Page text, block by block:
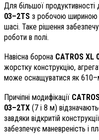
Для більшої продуктивності
03–2TS з робочою шириною
шасі. Таке рішення
роботи в полі.
Навісна борона CATROS XL
жорстку конструкцію,
може оснащуватися як
Причіпні модифікації
03–2TX (7 і 8 м)
завдяки відкритій
забезпечує маневреність і